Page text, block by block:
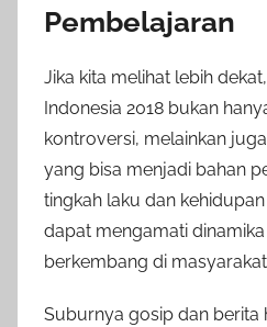
Pembelajaran
Jika kita melihat lebih
Indonesia 2018 bukan
kontroversi, melainkan
yang bisa menjadi bahan
tingkah laku dan
dapat mengamati
berkembang di masyarakat
Suburnya gosip dan berita